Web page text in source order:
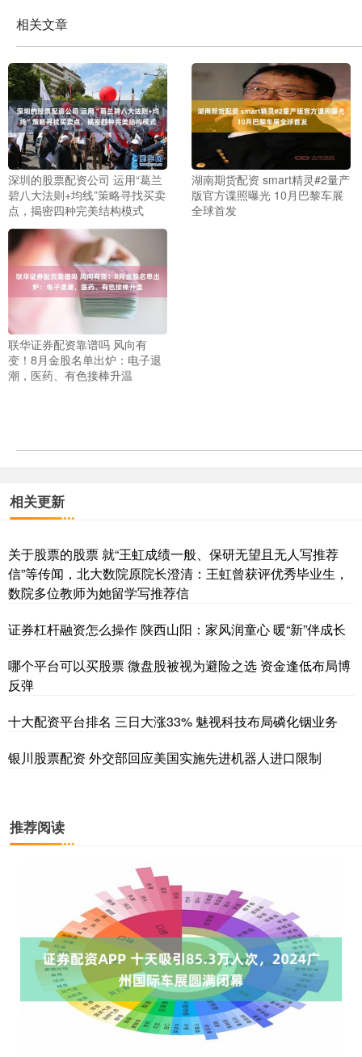
相关文章
深圳的股票配资公司 运用“葛兰
碧八大法则+均线”策略寻找买卖
点，揭密四种完美结构模式
湖南期货配资 smart精灵#2量产
版官方谍照曝光 10月巴黎车展
全球首发
联华证券配资靠谱吗 风向有
变！8月金股名单出炉：电子退
潮，医药、有色接棒升温
相关更新
关于股票的股票 就“王虹成绩一般、保研无望且无人写推荐
信”等传闻，北大数院原院长澄清：王虹曾获评优秀毕业生，
数院多位教师为她留学写推荐信
证券杠杆融资怎么操作 陕西山阳：家风润童心 暖“新”伴成长
哪个平台可以买股票 微盘股被视为避险之选 资金逢低布局博
反弹
十大配资平台排名 三日大涨33% 魅视科技布局磷化铟业务
银川股票配资 外交部回应美国实施先进机器人进口限制
推荐阅读